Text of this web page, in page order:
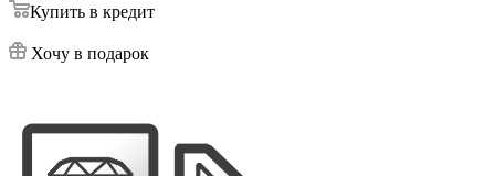
Купить в кредит
Хочу в подарок